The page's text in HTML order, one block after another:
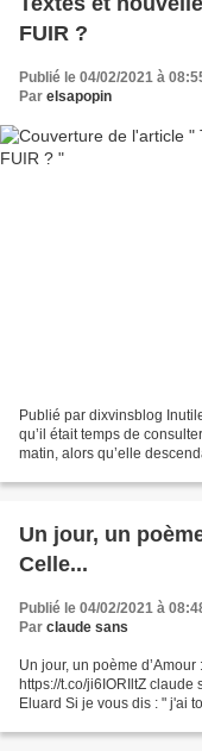
FUIR ?
Publié le 04/02/2021 à
Par elsapopin
Publié par dixvinsblog
qu’il était temps de
matin, alors qu’elle
Un jour, un
Celle...
Publié le 04/02/2021 à
Par claude sans
Un jour, un poème
https://t.co/ji6IORIltZ
Eluard Si je vous dis : " j'ai